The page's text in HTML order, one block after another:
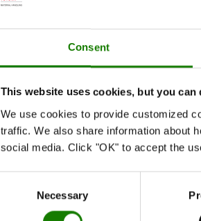
Consent
This website uses cookies, but you can
We use cookies to provide customized
traffic. We also share information about
social media. Click "OK" to accept the
Necessary